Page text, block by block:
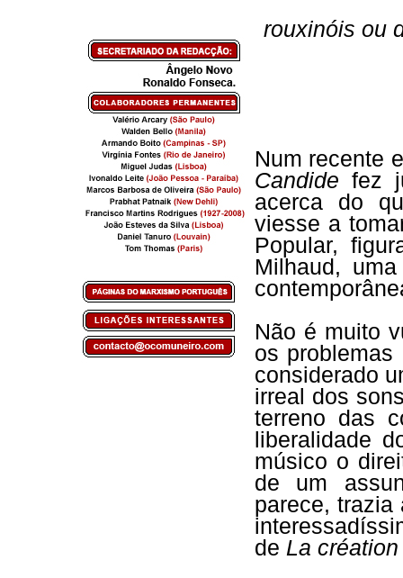
rouxinóis ou
Num recente
Candide fez
acerca do
viesse a
Popular,
Milhaud,
Não é muito
os
considerado
irreal dos
terreno das
liberalidade
músico o
de um
parece, trazia
de La